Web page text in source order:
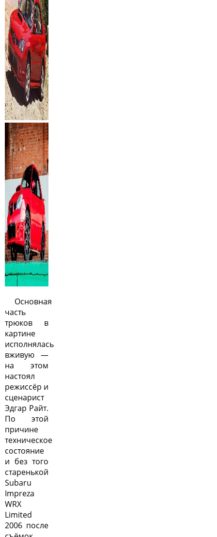
Основная
часть
трюков в
картине
исполнялась
вживую —
на этом
настоял
режиссёр и
сценарист
Эдгар Райт.
По этой
причине
техническое
состояние
и без того
старенькой
Subaru
Impreza
WRX
Limited
2006 после